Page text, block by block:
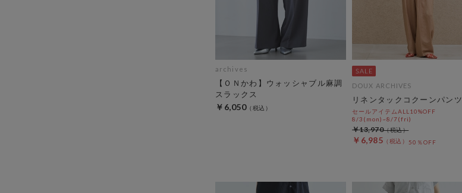
archives
【ＯＮかわ】ウォッシャブル麻調
スラックス
￥6,050
DOUX ARCHIVES
リネンタックコクーンパンツ
セールアイテムALL10%OFF
8/3(mon)~8/7(fri)
￥6,985 50％OFF
￥13,970